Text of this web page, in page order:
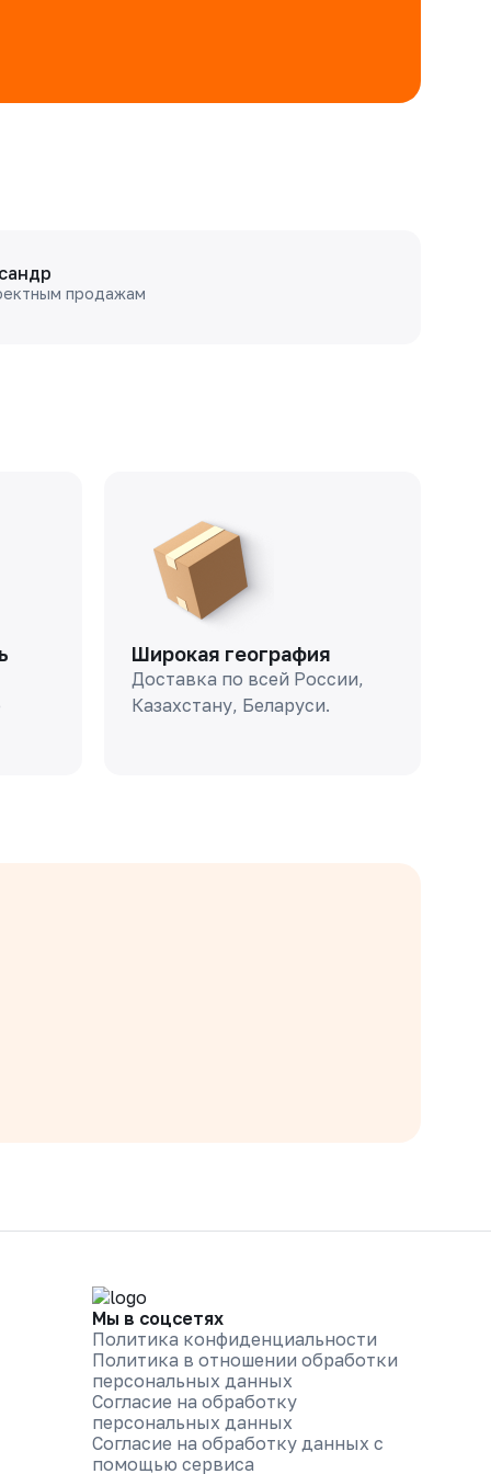
продажам
Широкая география
Доставка по всей России,
Казахстану, Беларуси.
Мы в соцсетях
Политика конфиденциальности
Политика в отношении обработки
персональных данных
Согласие на обработку
персональных данных
Согласие на обработку данных с
помощью сервиса